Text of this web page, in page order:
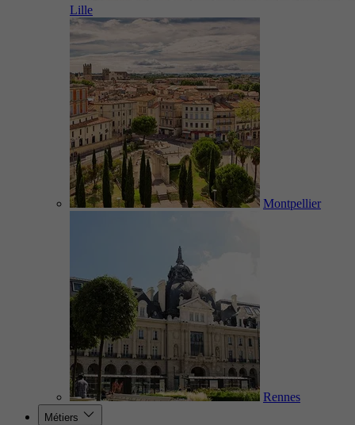
Lille
Montpellier
Rennes
Métiers